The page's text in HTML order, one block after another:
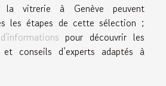
la vitrerie à Genève peuvent
les étapes de cette sélection ;
pour découvrir les
conseils d’experts adaptés à